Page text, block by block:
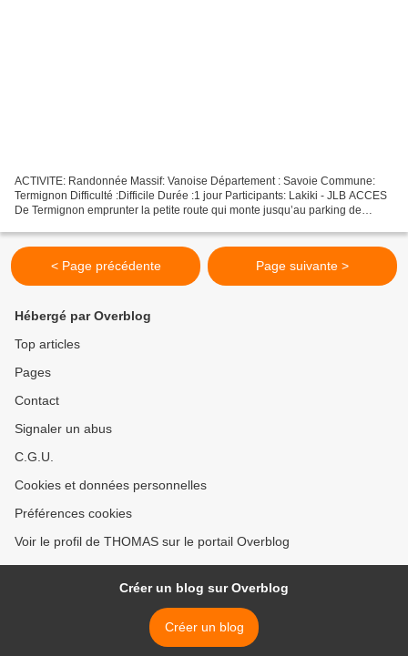
ACTIVITE: Randonnée Massif: Vanoise Département : Savoie Commune:
Termignon Difficulté :Difficile Durée :1 jour Participants: Lakiki - JLB ACCES
De Termignon emprunter la petite route qui monte jusqu’au parking de
< Page précédente Page suivante >
Hébergé par Overblog
Top articles
Pages
Contact
Signaler un abus
C.G.U.
Cookies et données personnelles
Préférences cookies
Voir le profil de THOMAS sur le portail Overblog
Créer un blog sur Overblog
Créer un blog